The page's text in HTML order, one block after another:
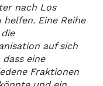
nach Los
helfen. Eine Reihe
auf sich
eine
Fraktionen